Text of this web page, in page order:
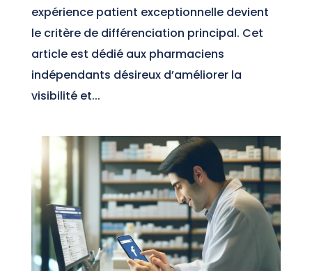
expérience patient exceptionnelle devient
le critère de différenciation principal. Cet
article est dédié aux pharmaciens
indépendants désireux d’améliorer la
visibilité et...